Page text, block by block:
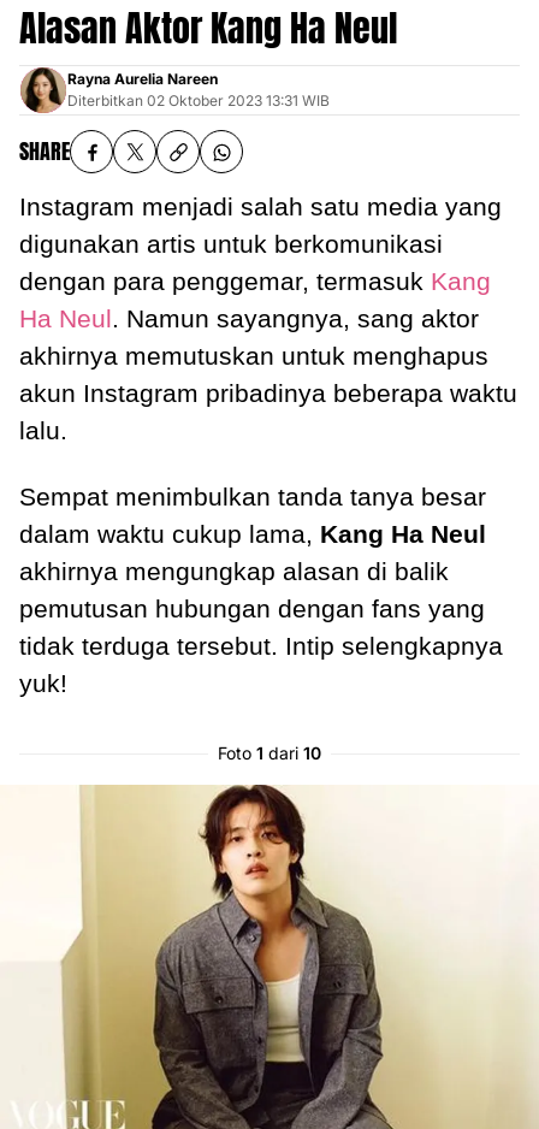
Alasan Aktor Kang Ha Neul
Rayna Aurelia Nareen
Diterbitkan 02 Oktober 2023 13:31 WIB
SHARE
Instagram menjadi salah satu media yang
digunakan artis untuk berkomunikasi
dengan para penggemar, termasuk Kang
Ha Neul. Namun sayangnya, sang aktor
akhirnya memutuskan untuk menghapus
akun Instagram pribadinya beberapa waktu
lalu.
Sempat menimbulkan tanda tanya besar
dalam waktu cukup lama, Kang Ha Neul
akhirnya mengungkap alasan di balik
pemutusan hubungan dengan fans yang
tidak terduga tersebut. Intip selengkapnya
yuk!
Foto 1 dari 10